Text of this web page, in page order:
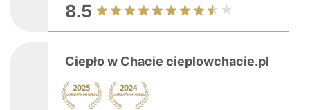
8.5
Ciepło w Chacie cieplowchacie.pl